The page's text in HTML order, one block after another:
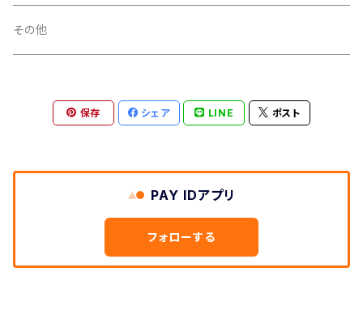
その他
保存 シェア LINE ポスト
PAY IDアプリ
フォローする